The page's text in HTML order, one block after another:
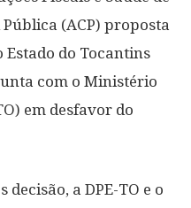
(ACP) proposta
do Tocantins
com o Ministério
em desfavor do
a DPE-TO e o